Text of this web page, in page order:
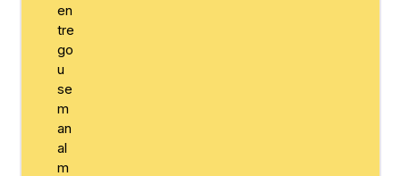
en
tre
go
u
se
m
an
al
m